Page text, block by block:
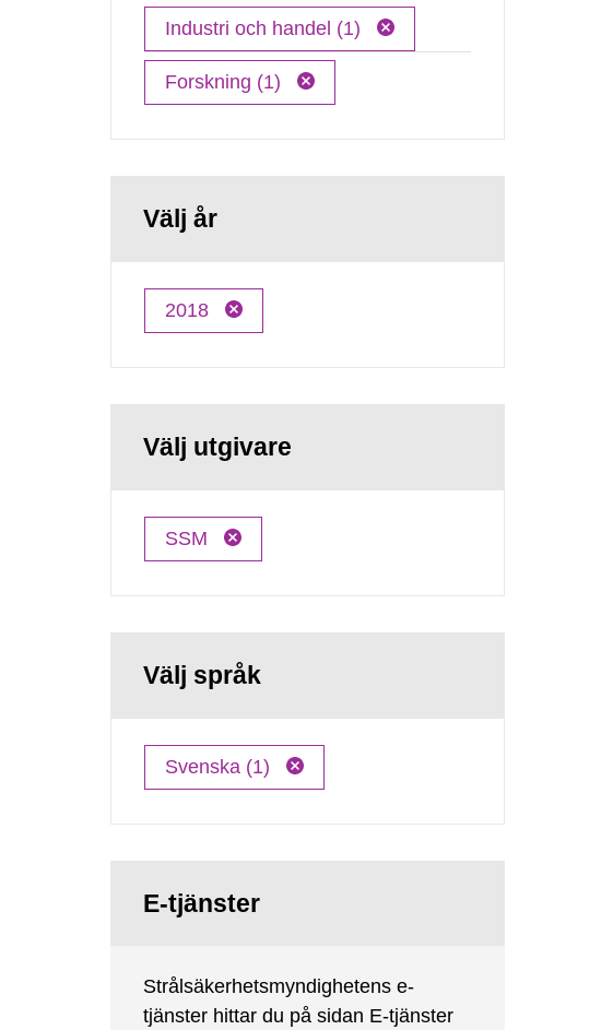
Industri och handel (1)
Forskning (1)
Välj år
2018
Välj utgivare
SSM
Välj språk
Svenska (1)
E-tjänster
Strålsäkerhetsmyndighetens e-
tjänster hittar du på sidan E-tjänster